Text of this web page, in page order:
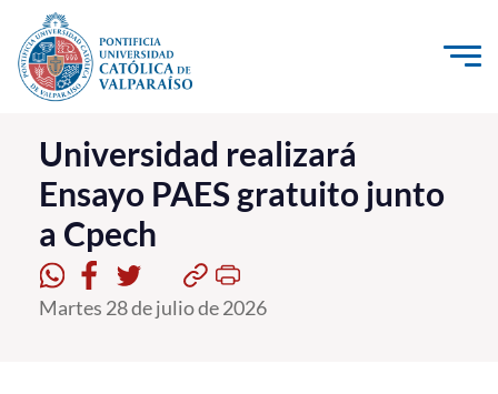
Click acá para ir directamente al contenido
La Universidad
Investigación, Creación e Innovación
PUCV Internacional
Vinculación con el Medio
Universidad realizará
Ensayo PAES gratuito junto
a Cpech
Martes 28 de julio de 2026